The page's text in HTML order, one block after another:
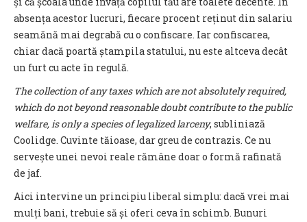
absența acestor lucruri, fiecare procent reținut din salariu
seamănă mai degrabă cu o confiscare. Iar confiscarea,
chiar dacă poartă ștampila statului, nu este altceva decât
un furt cu acte în regulă.
The collection of any taxes which are not absolutely required,
which do not beyond reasonable doubt contribute to the public
welfare, is only a species of legalized larceny, subliniază
Coolidge. Cuvinte tăioase, dar greu de contrazis. Ce nu
servește unei nevoi reale rămâne doar o formă rafinată
de jaf.
Aici intervine un principiu liberal simplu: dacă vrei mai
mulți bani, trebuie să și oferi ceva în schimb. Bunuri